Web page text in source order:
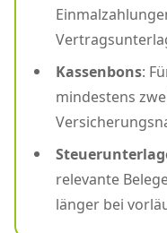
Kassenbons:
mindestens
relevante
länger bei